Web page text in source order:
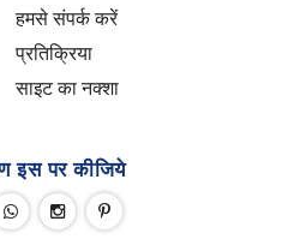
हमसे संपर्क करें
प्रतिक्रिया
साइट का नक्शा
इस पर कीजिये